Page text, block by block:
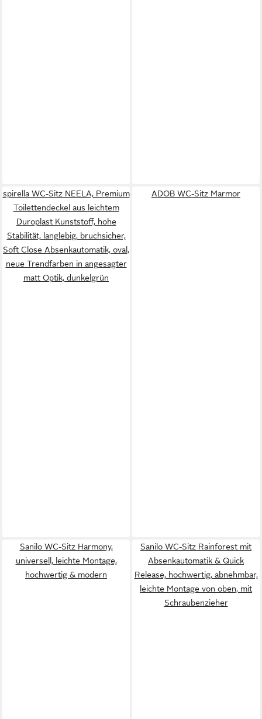
spirella WC-Sitz NEELA, Premium
Toilettendeckel aus leichtem
Duroplast Kunststoff, hohe
Stabilität, langlebig, bruchsicher,
Soft Close Absenkautomatik, oval,
neue Trendfarben in angesagter
matt Optik, dunkelgrün
ADOB WC-Sitz Marmor
Sanilo WC-Sitz Harmony,
universell, leichte Montage,
hochwertig & modern
Sanilo WC-Sitz Rainforest mit
Absenkautomatik & Quick
Release, hochwertig, abnehmbar,
leichte Montage von oben, mit
Schraubenzieher